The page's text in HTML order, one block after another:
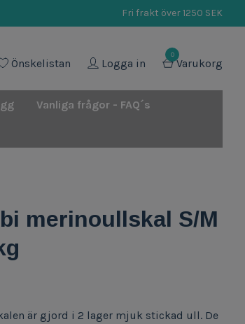
Fri frakt över 1250 SEK
Önskelistan Logga in
0
Varukorg
Vanliga frågor - FAQ´s
merinoullskal S/M
är gjord i 2 lager mjuk stickad ull. De